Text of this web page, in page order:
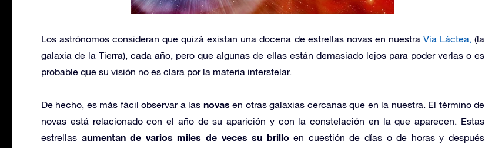
Los astrónomos consideran que quizá existan una docena de estrellas novas en nuestra Vía Láctea, (la
galaxia de la Tierra), cada año, pero que algunas de ellas están demasiado lejos para poder verlas o es
probable que su visión no es clara por la materia interstelar.
De hecho, es más fácil observar a las novas en otras galaxias cercanas que en la nuestra. El término de
novas está relacionado con el año de su aparición y con la constelación en la que aparecen. Estas
estrellas aumentan de varios miles de veces su brilloen cuestión de días o de horas y después